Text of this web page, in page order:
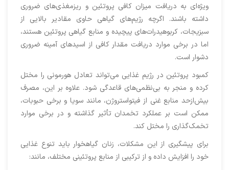
ویژه‌ای به دریافت میزان کافی پروتئین و ریزمغذی‌های ضروری
داشته باشند. اگرچه رژیم‌های گیاهی حاوی مقادیر بالایی از
سبزیجات، کربوهیدرات‌های پیچیده و منابع گیاهی پروتئین هستند،
اما در برخی موارد دریافت مقدار کافی از اسیدهای آمینه ضروری
دشوار است.
کمبود پروتئین در رژیم غذایی می‌تواند تعادل هورمونی را مختل
کرده و منجر به بی‌نظمی‌های قاعدگی شود. علاوه بر این، مصرف
بیش‌ازحد منابع غنی از فیتواستروژن، مانند سویا و برخی حبوبات،
ممکن است بر عملکرد تخمدان تأثیر گذاشته و در برخی موارد
تخمک‌گذاری را مختل کند.
برای پیشگیری از این مشکلات، زنان گیاهخوار باید تنوع غذایی
خود را افزایش داده و از ترکیبی از منابع پروتئینی مختلف، مانند: